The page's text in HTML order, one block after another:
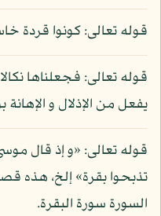
قوله تعالى: كونوا قردة
قوله تعالى: فجعلناها
يفعل من الإذلال و الإهانة
قوله تعالى: «و إذ قال
تذبحوا بقرة» إلخ، هذه
السورة سورة البقرة.